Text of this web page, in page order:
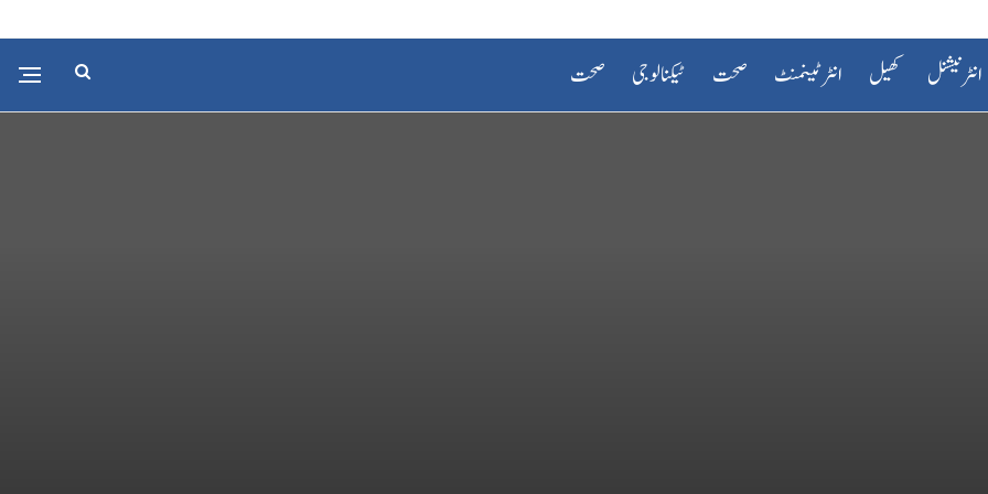
انٹرنیشنل کھیل انٹرٹینمنٹ صحت ٹیکنالوجی صحت